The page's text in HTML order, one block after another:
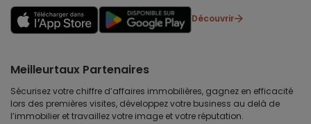
Découvrir
Meilleurtaux Partenaires
Sécurisez votre chiffre d’affaires immobilières, gagnez en efficacité
lors des premières visites, développez votre business au delà de
l’immobilier et travaillez votre image et votre réputation.